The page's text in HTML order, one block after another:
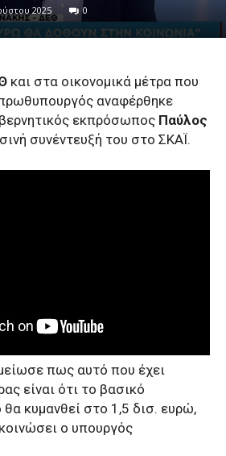
2025 0
και στα οικονομικά μέτρα που
αναφέρθηκε
εκπρόσωπος Παύλος
συνέντευξή του στο ΣΚΑΪ.
πως αυτό που έχει
είναι ότι το βασικό
θα κυμανθεί στο 1,5 δισ. ευρώ,
ο υπουργός